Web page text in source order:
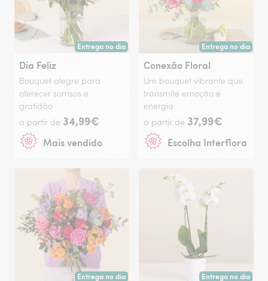
Entrega no dia
Entrega hoje ou na data à tua escolha.
Dia Feliz
Bouquet alegre para
oferecer sorrisos e
gratidão
a partir de 34,99€
Mais vendido
Entrega no dia
Entrega hoje ou na
Conexão Floral
Um bouquet vibrante que
transmite emoção e
energia
a partir de 37,99€
Escolha Interflora
Entrega no dia Entrega no dia